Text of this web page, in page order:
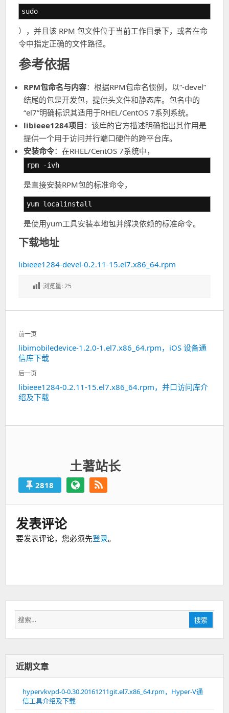
sudo
），并且该 RPM 包文件位于当前工作目录下，或者在命
令中指定正确的文件路径。
参考依据
RPM包命名与内容：根据RPM包命名惯例，以“-devel”
结尾的包是开发包，提供头文件和静态库。包名中的
“el7”明确标识其适用于RHEL/CentOS 7系列系统。
libieee1284项目 ：该库的官方描述明确指出其作用是
提供一个用于访问并行端口硬件的跨平台库。
安装命令：在RHEL/CentOS 7系统中，
rpm -ivh
是直接安装RPM包的标准命令，
yum localinstall
是使用yum工具安装本地包并解决依赖的标准命令。
下载地址
libieee1284-devel-0.2.11-15.el7.x86_64.rpm
浏览量:25
文
章
导
航
前一页
上
一
篇：
libimobiledevice-1.2.0-1.el7.x86_64.rpm，iOS 设备通
信库下载
后一页
下
一
libieee1284-0.2.11-15.el7.x86_64.rpm，并口访问库介
绍及下载
土著站长
2818
发表评论
要发表评论，您必须先登录。
搜
索：
搜索
近期文章
hypervkvpd-0-0.30.20161211git.el7.x86_64.rpm，Hyper-V通
信工具介绍及下载